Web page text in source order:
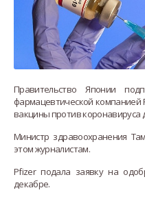
Правительство Японии
фармацевтической компанией
вакцины против коронавируса
Министр здравоохранения
этом журналистам.
Pfizer подала заявку на
декабре.